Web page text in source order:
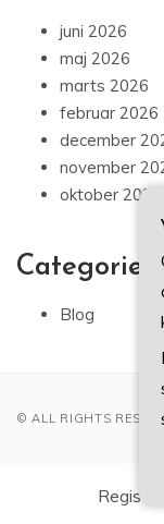
juni 2026
maj 2026
marts 2026
februar 2026
december
november
oktober 2025
Categories
Blog
© ALL RIGHTS